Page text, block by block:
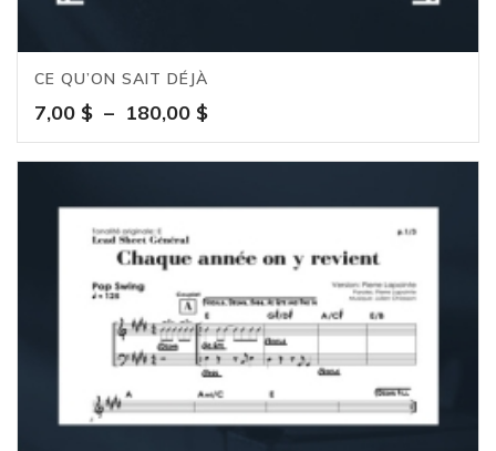
CE QU’ON SAIT DÉJÀ
7,00 $ – 180,00 $Plage
de
prix :
à